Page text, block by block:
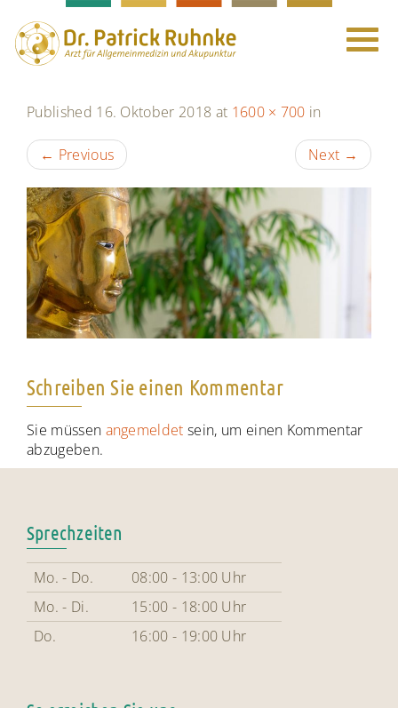
Toggle
Published 16. Oktober 2018 at 1600 × 700 in
← Previous Next →
Schreiben Sie einen Kommentar
Sie müssen angemeldet sein, um einen Kommentar
abzugeben.
Sprechzeiten
Mo. - Do.
08:00 - 13:00 Uhr
Mo. - Di.
15:00 - 18:00 Uhr
Do.
16:00 - 19:00 Uhr